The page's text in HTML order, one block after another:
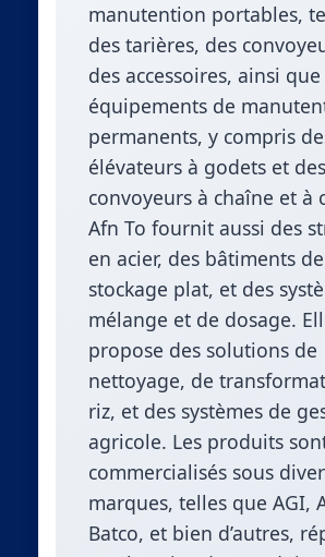
manutention portables,
des tarières, des
des accessoires, ainsi
équipements de
permanents, y compris
élévateurs à godets et des
convoyeurs à chaîne et à
Afn To fournit aussi des
en acier, des bâtiments de
stockage plat, et des
mélange et de dosage.
propose des solutions de
nettoyage, de
riz, et des systèmes de
agricole. Les produits
commercialisés sous
marques, telles que AGI,
Batco, et bien d’autres,